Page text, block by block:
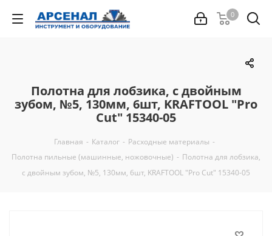
0
Полотна для лобзика, с двойным
зубом, №5, 130мм, 6шт, KRAFTOOL "Pro
Cut" 15340-05
Главная - Каталог - Расходные материалы -
Полотна пильные (машинные, ножовочные) - Полотна для лобзика,
с двойным зубом, №5, 130мм, 6шт, KRAFTOOL "Pro Cut" 15340-05